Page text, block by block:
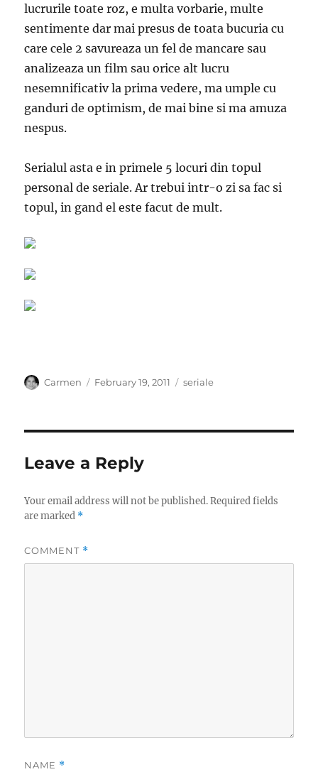
lucrurile toate roz, e multa vorbarie, multe
sentimente dar mai presus de toata bucuria cu
care cele 2 savureaza un fel de mancare sau
analizeaza un film sau orice alt lucru
nesemnificativ la prima vedere, ma umple cu
ganduri de optimism, de mai bine si ma amuza
nespus.
Serialul asta e in primele 5 locuri din topul
personal de seriale. Ar trebui intr-o zi sa fac si
topul, in gand el este facut de mult.
Author
Carmen
Posted
February 19, 2011 Categories
seriale
Leave a Reply
Your email address will not be published. Required fields
are marked *
COMMENT *
NAME *